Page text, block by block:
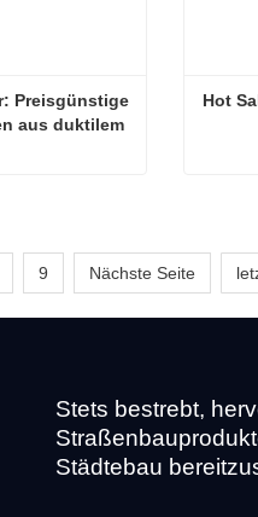
Preisgünstige
aus duktilem
Hot
9 Nächste Seite
Stets bestrebt,
Städtebau